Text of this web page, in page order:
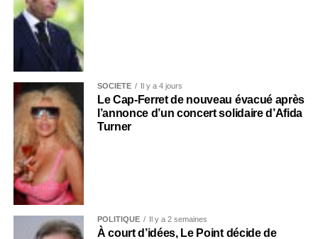
SOCIÉTÉ Il y a 4 jours
Le Cap-Ferret de nouveau évacué après
l’annonce d’un concert solidaire d’Afida
Turner
POLITIQUE Il y a 2 semaines
À court d’idées, Le Point décide de